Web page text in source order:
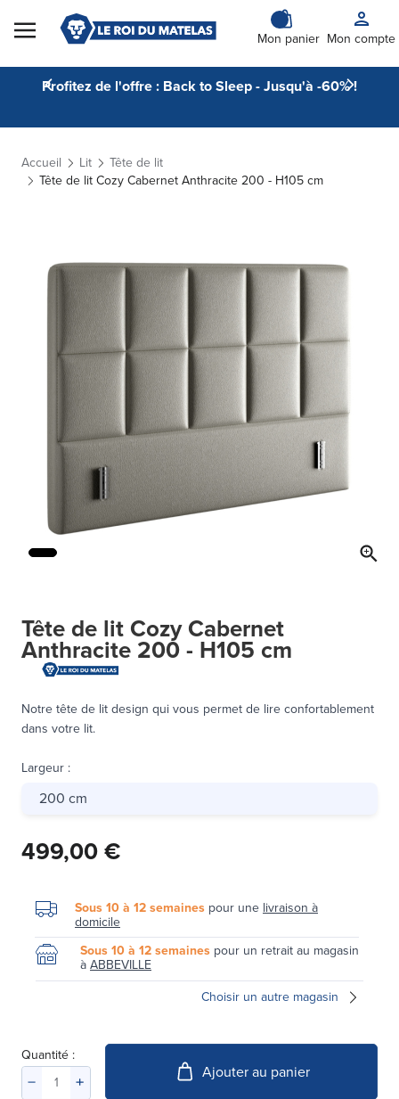
Skip to Content
Mon panier Mon compte
Profitez de l'offre : Back to Sleep - Jusqu'à -60% !
Accueil Lit
Tête de lit
Tête de lit Cozy Cabernet Anthracite 200 - H105 cm
Tête de lit Cozy Cabernet
Anthracite 200 - H105 cm
Notre tête de lit design qui vous permet de lire confortablement
dans votre lit.
Largeur :
200 cm
499,00 €
Sous 10 à 12 semaines pour unelivraison à
domicile
Sous 10 à 12 semaines pour un retrait au magasin
àABBEVILLE
Choisir un autre magasin
Quantité :
Ajouter au panier